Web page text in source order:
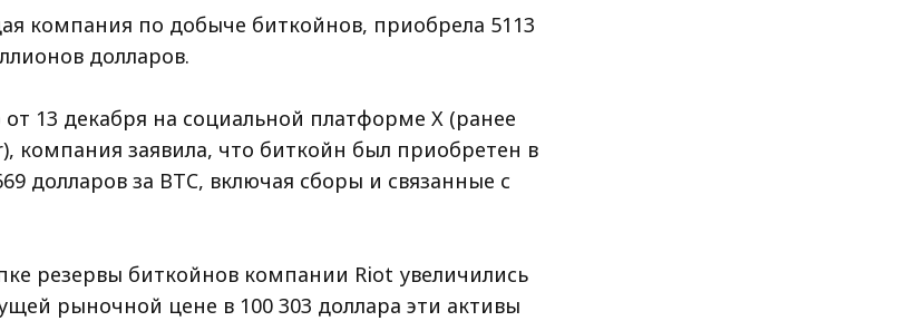
компания по добыче биткойнов, приобрела 5113
долларов.
13 декабря на социальной платформе X (ранее
компания заявила, что биткойн был приобретен в
долларов за BTC, включая сборы и связанные с
резервы биткойнов компании Riot увеличились
рыночной цене в 100 303 доллара эти активы